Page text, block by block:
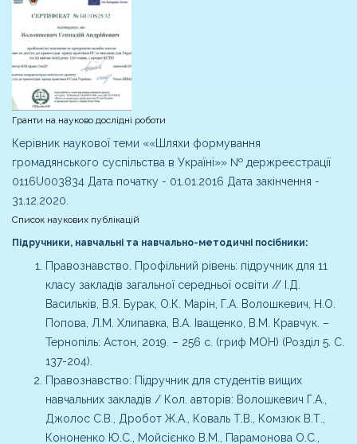
Гранти на науково дослідні роботи
Керівник наукової теми ««Шляхи формування
громадянського суспільства в Україні»» № держреєстрації
0116U003834 Дата початку - 01.01.2016 Дата закінчення -
31.12.2020.
Список наукових публікацій
Підручники, навчальні та навчально-методичні посібники:
Правознавство. Профільний рівень: підручник для 11
класу закладів загальної середньої освіти // І.Д.
Васильків, В.Я. Бурак, О.К. Марін, Г.А. Волошкевич, Н.О.
Попова, Л.М. Хлипавка, В.А. Іващенко, В.М. Кравчук. –
Тернопіль: Астон, 2019. – 256 с. (гриф МОН) (Розділ 5. С.
137-204).
Правознавство: Підручник для студентів вищих
навчальних закладів / Кол. авторів: Волошкевич Г.А.,
Джолос С.В., Дробот Ж.А., Коваль Т.В., Комзюк В.Т.,
Кононенко Ю.С., Мойсієнко В.М., Парамонова О.С.,